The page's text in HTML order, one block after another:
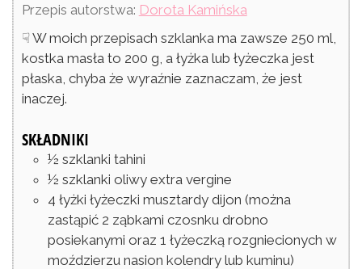
Przepis autorstwa: Dorota Kamińska
☟ W moich przepisach szklanka ma zawsze 250 ml,
kostka masła to 200 g, a łyżka lub łyżeczka jest
płaska, chyba że wyraźnie zaznaczam, że jest
inaczej.
SKŁADNIKI
½ szklanki tahini
½ szklanki oliwy extra vergine
4 łyżki łyżeczki musztardy dijon (można
zastąpić 2 ząbkami czosnku drobno
posiekanymi oraz 1 łyżeczką rozgniecionych w
moździerzu nasion kolendry lub kuminu)